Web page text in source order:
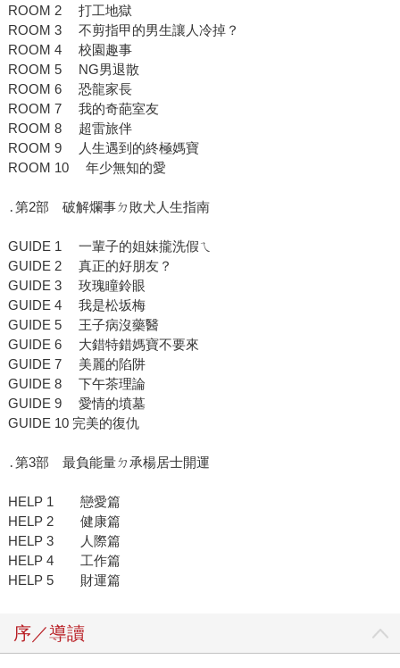
ROOM 2 打工地獄
ROOM 3 不剪指甲的男生讓人冷掉？
ROOM 4 校園趣事
ROOM 5 NG男退散
ROOM 6 恐龍家長
ROOM 7 我的奇葩室友
ROOM 8 超雷旅伴
ROOM 9 人生遇到的終極媽寶
ROOM 10 年少無知的愛
․第2部 破解爛事ㄉ敗犬人生指南
GUIDE 1 一輩子的姐妹攏洗假ㄟ
GUIDE 2 真正的好朋友？
GUIDE 3 玫瑰瞳鈴眼
GUIDE 4 我是松坂梅
GUIDE 5 王子病沒藥醫
GUIDE 6 大錯特錯媽寶不要來
GUIDE 7 美麗的陷阱
GUIDE 8 下午茶理論
GUIDE 9 愛情的墳墓
GUIDE 10 完美的復仇
․第3部 最負能量ㄉ承楊居士開運
HELP 1 戀愛篇
HELP 2 健康篇
HELP 3 人際篇
HELP 4 工作篇
HELP 5 財運篇
序／導讀